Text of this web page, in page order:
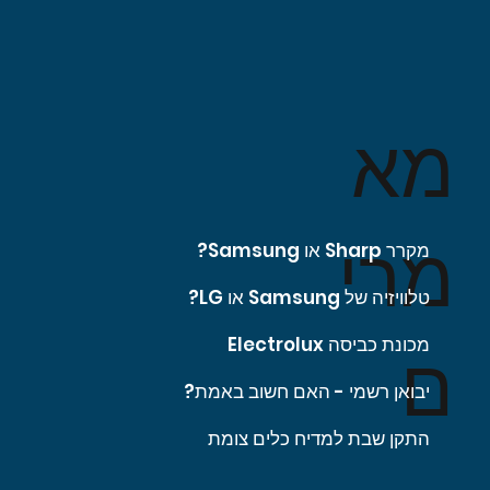
מא
מרי
ם
מקרר Sharp או Samsung?
טלוויזיה של Samsung או LG?
מכונת כביסה Electrolux
יבואן רשמי - האם חשוב באמת?
התקן שבת למדיח כלים צומת